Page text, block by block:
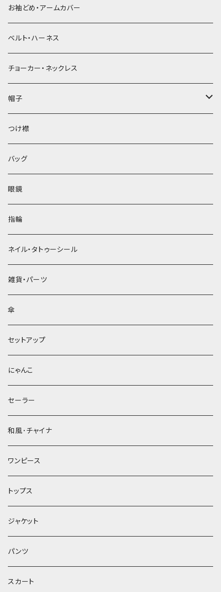
お袖どめ・アームカバー
ベルト・ハーネス
チョーカー・ネックレス
帽子
ベレー帽
つけ襟
バッグ
眼鏡
指輪
ネイル・タトゥーシール
雑貨・パーツ
傘
セットアップ
にゃんこ
セーラー
和風･チャイナ
ワンピース
トップス
ジャケット
パンツ
スカート